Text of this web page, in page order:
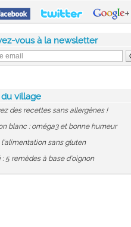
vous à la newsletter
village
des recettes sans allergènes !
blanc : oméga3 et bonne humeur
l'alimentation sans gluten
: 5 remèdes à base d'oignon